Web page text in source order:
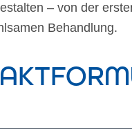
– von der
Behandlung.